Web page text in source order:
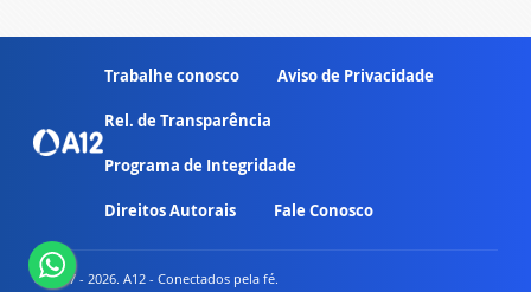
Trabalhe conosco Aviso de Privacidade
Rel. de Transparência
Programa de Integridade
Direitos Autorais Fale Conosco
© 2007 - 2026. A12 - Conectados pela fé.